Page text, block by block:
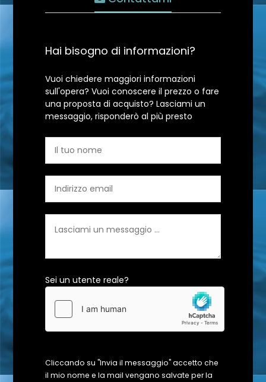
Hai bisogno di informazioni?
Vuoi chiedere maggiori informazioni
sull'opera? Vuoi conoscere il prezzo o fare
una proposta di acquisto? Lasciami un
messaggio, risponderò al più presto
Sei un utente reale?
Cliccando su "Invia il messaggio" accetto che
il mio nome e la mail vengano salvate per la